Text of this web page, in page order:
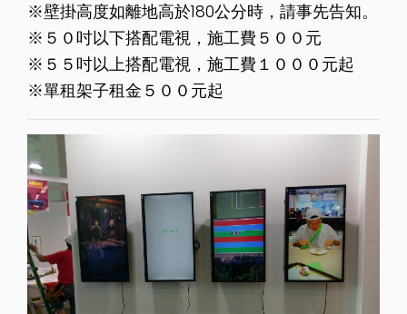
※壁掛高度如離地高於180公分時，請事先告知。
※５０吋以下搭配電視，施工費５００元
※５５吋以上搭配電視，施工費１０００元起
※單租架子租金５００元起